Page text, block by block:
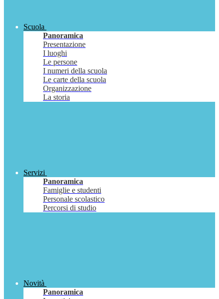
Scuola
Panoramica
Presentazione
I luoghi
Le persone
I numeri della scuola
Le carte della scuola
Organizzazione
La storia
Servizi
Panoramica
Famiglie e studenti
Personale scolastico
Percorsi di studio
Novità
Panoramica